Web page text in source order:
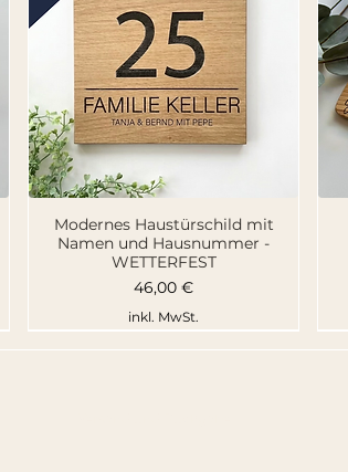
Schnellansicht
Modernes Haustürschild mit
Namen und Hausnummer -
WETTERFEST
Preis
46,00 €
inkl. MwSt.